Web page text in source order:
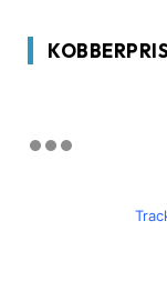
KOBBERPRIS